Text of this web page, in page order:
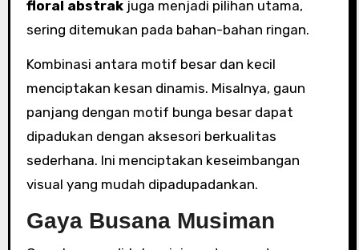
floral abstrakjuga menjadi pilihan utama,
sering ditemukan pada bahan-bahan ringan.
Kombinasi antara motif besar dan kecil
menciptakan kesan dinamis. Misalnya, gaun
panjang dengan motif bunga besar dapat
dipadukan dengan aksesori berkualitas
sederhana. Ini menciptakan keseimbangan
visual yang mudah dipadupadankan.
Gaya Busana Musiman